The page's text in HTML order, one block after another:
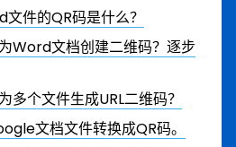
件的QR码是什么？
Word文档创建二维码？逐步
多个文件生成URL二维码？
文档文件转换成QR码。